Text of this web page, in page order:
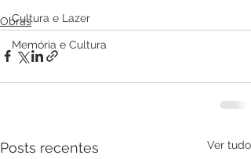
Cultura e Lazer
Memória e Cultura
Obras
Posts recentes Ver tudo